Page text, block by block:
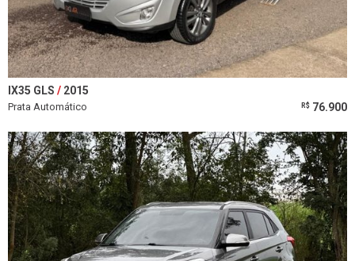
IX35 GLS 2015
Prata Automático R$ 76.900